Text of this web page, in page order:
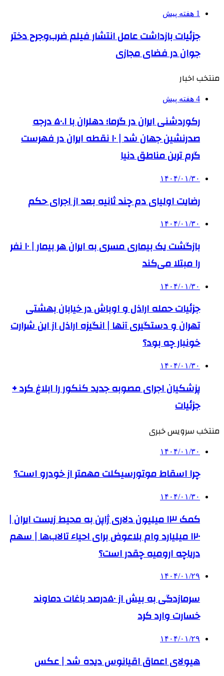
1 هفته پیش
جزئیات بازداشت عامل انتشار فیلم ضرب‌وجرح دختر
جوان در فضای مجازی
منتخب اخبار
4 هفته پیش
رکوردشنی ایران در گرما؛ دهلران با ۵۰.۱ درجه
صدرنشین جهان شد | ۱۰ نقطه ایران در فهرست
گرم ترین مناطق دنیا
۱۴۰۴/۰۱/۳۰
رضایت اولیای دم چند ثانیه بعد از اجرای حکم
۱۴۰۴/۰۱/۳۰
بازگشت یک بیماری مسری به ایران هر بیمار | ۱۰ نفر
را مبتلا می‌کند
۱۴۰۴/۰۱/۳۰
جزئیات حمله اراذل و اوباش در خیابان بهشتی
تهران و دستگیری آنها | انگیزه اراذل از این شرارت
خونبار چه بود؟
۱۴۰۴/۰۱/۳۰
پزشکیان اجرای مصوبه جدید کنکور را ابلاغ کرد +
جزئیات
منتخب سرویس خبری
۱۴۰۴/۰۱/۳۰
چرا اسقاط موتورسیکلت مهمتر از خودرو است؟
۱۴۰۴/۰۱/۳۰
کمک‌ ۱۳ میلیون دلاری ژاپن به محیط زیست ایران |
۱۲۰ میلیارد وام بلاعوض برای احیاء تالاب‌ها | سهم
دریاچه ارومیه چقدر است؟
۱۴۰۴/۰۱/۲۹
سرمازدگی به بیش از ۵۰درصد باغات دماوند
خسارت وارد کرد
۱۴۰۴/۰۱/۲۹
هیولای اعماق اقیانوس دیده شد | عکس